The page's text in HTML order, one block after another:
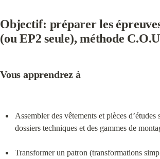
Objectif: préparer les
(ou EP2 seule), méthode
Vous apprendrez à
Assembler des vêtements et pièces d’études
dossiers techniques et des gammes de
Transformer un patron (transformations